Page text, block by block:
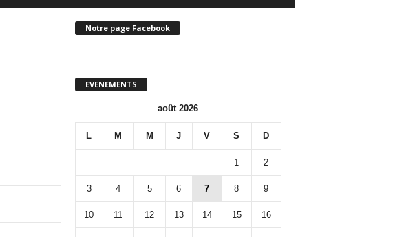
Notre page Facebook
EVENEMENTS
août 2026
L M M J V S D
1 2
3 4 5 6 7 8 9
10 11 12 13 14 15 16